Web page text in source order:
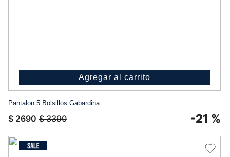
Agregar al carrito
Pantalon 5 Bolsillos Gabardina
$ 2690 $ 3390 -21 %